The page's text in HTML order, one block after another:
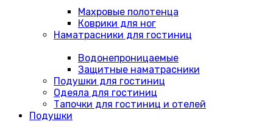
Махровые полотенца
Коврики для ног
Наматрасники для гостиниц
Водонепроницаемые
Защитные наматрасники
Подушки для гостиниц
Одеяла для гостиниц
Тапочки для гостиниц и отелей
Подушки